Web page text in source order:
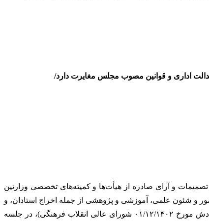
اداری و قوانین مصوب مجلس مغایرت دارد/
تصمیمات و آرای صادره از هیأت‌ها و کمیته‌های تخصصی وزارتین
شئون علمی، آموزشی و پژوهشی از جمله اخراج استادان، و
خروج آن از شمول صلاحیت دیوان عدالت اداری و سایر مراجع قضایی و تشکیل هیأت‌های عالی تجدیدنظر (مصوبه‌ی شماره‌ی ۲۴۳۶۰/۱۴۰۲/ دش مورخ ۰۱/۱۲/۱۴۰۲ شورای عالی انقلاب فرهنگی)، در جلسه